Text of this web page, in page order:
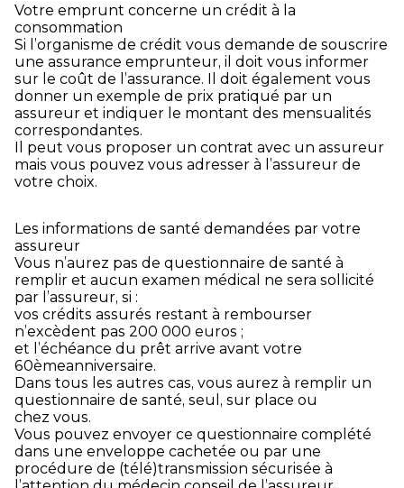
Votre emprunt concerne un crédit à la
consommation
Si l’organisme de crédit vous demande de souscrire
une assurance emprunteur, il doit vous informer
sur le coût de l’assurance. Il doit également vous
donner un exemple de prix pratiqué par un
assureur et indiquer le montant des mensualités
correspondantes.
Il peut vous proposer un contrat avec un assureur
mais vous pouvez vous adresser à l’assureur de
votre choix.
Les informations de santé demandées par votre
assureur
Vous n’aurez pas de questionnaire de santé à
remplir et aucun examen médical ne sera sollicité
par l’assureur, si :
vos crédits assurés restant à rembourser
n’excèdent pas 200 000 euros ;
et l’échéance du prêt arrive avant votre
60èmeanniversaire.
Dans tous les autres cas, vous aurez à remplir un
questionnaire de santé, seul, sur place ou
chez vous.
Vous pouvez envoyer ce questionnaire complété
dans une enveloppe cachetée ou par une
procédure de (télé)transmission sécurisée à